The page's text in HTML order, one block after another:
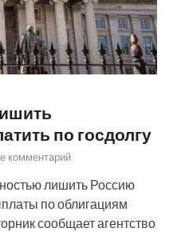
по госдолгу
комментарий
лишить Россию
по облигациям
сообщает агентство